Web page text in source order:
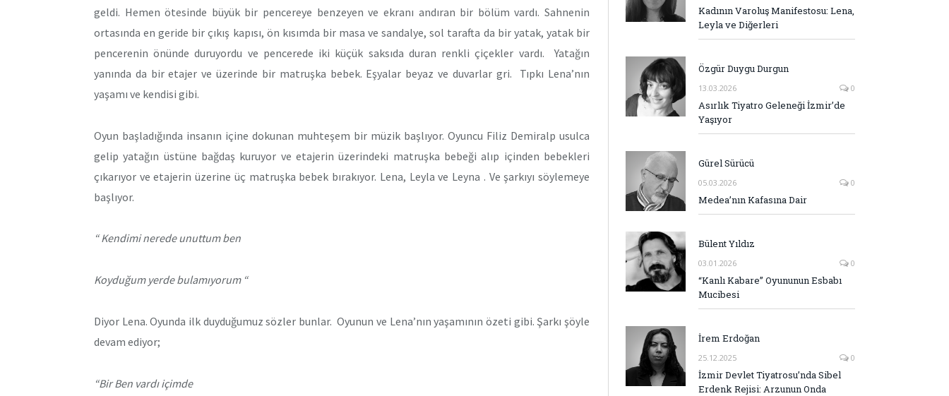
geldi. Hemen ötesinde büyük bir pencereye benzeyen ve ekranı andıran bir bölüm vardı. Sahnenin
ortasında en geride bir çıkış kapısı, ön kısımda bir masa ve sandalye, sol tarafta da bir yatak, yatak bir
pencerenin önünde duruyordu ve pencerede iki küçük saksıda duran renkli çiçekler vardı. Yatağın
yanında da bir etajer ve üzerinde bir matruşka bebek. Eşyalar beyaz ve duvarlar gri. Tıpkı Lena’nın
yaşamı ve kendisi gibi.
Oyun başladığında insanın içine dokunan muhteşem bir müzik başlıyor. Oyuncu Filiz Demiralp usulca
gelip yatağın üstüne bağdaş kuruyor ve etajerin üzerindeki matruşka bebeği alıp içinden bebekleri
çıkarıyor ve etajerin üzerine üç matruşka bebek bırakıyor. Lena, Leyla ve Leyna . Ve şarkıyı söylemeye
başlıyor.
“ Kendimi nerede unuttum ben
Koyduğum yerde bulamıyorum “
Diyor Lena. Oyunda ilk duyduğumuz sözler bunlar. Oyunun ve Lena’nın yaşamının özeti gibi. Şarkı şöyle
devam ediyor;
“Bir Ben vardı içimde
Kadının Varoluş Manifestosu: Lena,
Leyla ve Diğerleri
Özgür Duygu Durgun
13.03.2026 0
Asırlık Tiyatro Geleneği İzmir’de
Yaşıyor
Gürel Sürücü
05.03.2026 0
Medea’nın Kafasına Dair
Bülent Yıldız
03.01.2026 0
“Kanlı Kabare” Oyununun Esbabı
Mucibesi
İrem Erdoğan
25.12.2025 0
İzmir Devlet Tiyatrosu’nda Sibel
Erdenk Rejisi: Arzunun Onda